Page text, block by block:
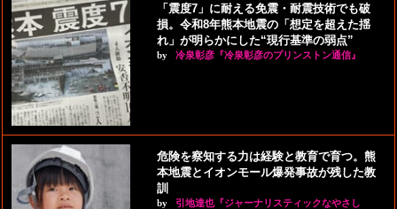
「震度7」に耐える免震・耐震技術でも破
損。令和8年熊本地震の「想定を超えた揺
れ」が明らかにした“現行基準の弱点”
by 冷泉彰彦『冷泉彰彦のプリンストン通信』
危険を察知する力は経験と教育で育つ。熊
本地震とイオンモール爆発事故が残した教
訓
by
引地達也『ジャーナリスティックなやさし